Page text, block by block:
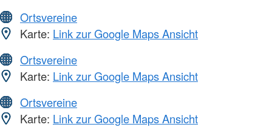
Ortsvereine
Karte: Link zur Google Maps Ansicht
Ortsvereine
Karte: Link zur Google Maps Ansicht
Ortsvereine
Karte: Link zur Google Maps Ansicht